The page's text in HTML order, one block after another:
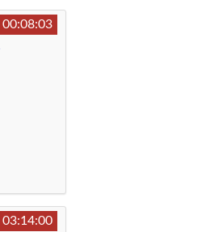
00:08:03
03:14:00